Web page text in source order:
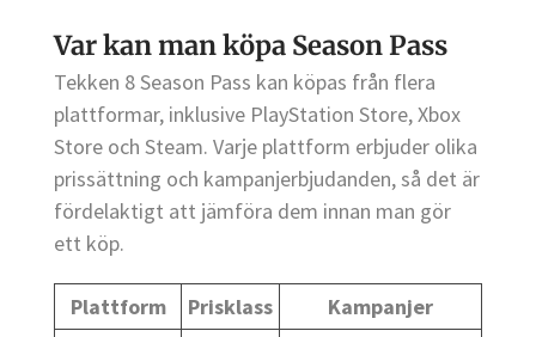
Var kan man köpa Season Pass
Tekken 8 Season Pass kan köpas från flera
plattformar, inklusive PlayStation Store, Xbox
Store och Steam. Varje plattform erbjuder olika
prissättning och kampanjerbjudanden, så det är
fördelaktigt att jämföra dem innan man gör
ett köp.
Plattform Prisklass
Kampanjer